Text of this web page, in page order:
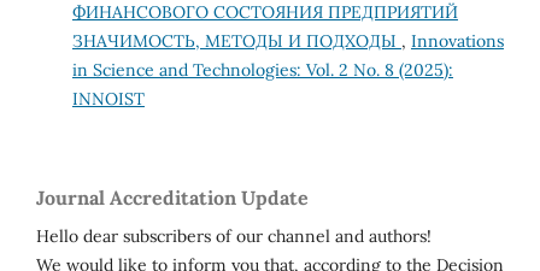
ФИНАНСОВОГО СОСТОЯНИЯ ПРЕДПРИЯТИЙ
ЗНАЧИМОСТЬ, МЕТОДЫ И ПОДХОДЫ , Innovations
in Science and Technologies: Vol. 2 No. 8 (2025):
INNOIST
Journal Accreditation Update
Hello dear subscribers of our channel and authors!
We would like to inform you that, according to the Decision